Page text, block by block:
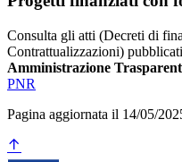
Consulta gli atti (Decreti di
Contrattualizzazioni)
Amministrazione
PNR
Pagina aggiornata il 14/05/